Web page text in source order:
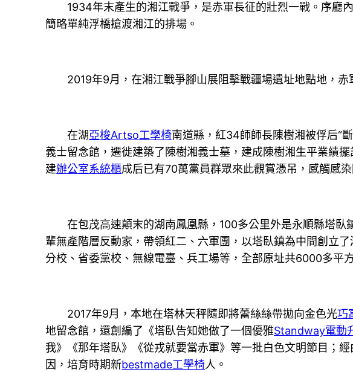
1934年末產生的湘江戰爭，是赤軍長征的壯烈一戰。序廳內
簡略單純浮橋搶渡湘江的排場。
2019年9月，在湘江戰爭腳山展阻擊戰疆場遺址地點地，赤
在湖亞梭Artso工學椅南道縣，紅34師師長陳樹湘被俘后“
義士留念館，遷徙建築了陳樹湘義士墓，建成陳樹湘生平業績
建辦公室系統櫃成后已有70萬黨員群眾來此觀賞憑吊，感觸感
在包茂高速顛末的湖南鳳凰縣，100多公里外是永順縣塔臥
輩無產階層反動家，帶領紅二、六軍團，以塔臥鎮為中間創立
分校、省委黨校、無線電臺、兵工場等，全部原址共6000多平
2017年9月，本地在塔林天秤隨即將蕾絲絲帶拋向金色光巧
地留念館，還創編了《塔臥告知她做了一個優雅Standway電動
我》《那年塔臥》《從戎就要當赤軍》等一批白色文明節目；
因，培育時期新bestmade工學椅人。